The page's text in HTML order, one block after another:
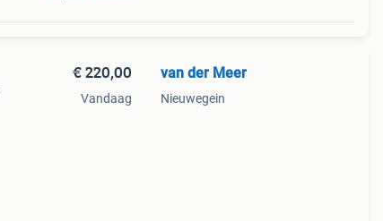
€ 220,00
Vandaag
van der Meer
Nieuwegein